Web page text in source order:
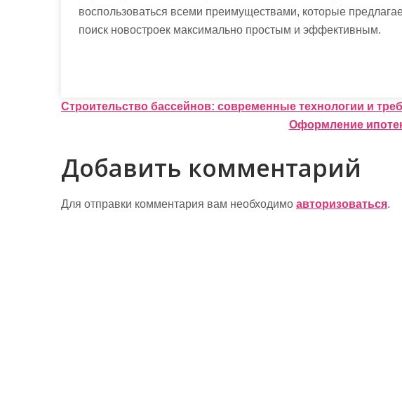
воспользоваться всеми преимуществами, которые
поиск новостроек максимально простым и эффективным.
Н
в
и
г
Строительство бассейнов: современные технологии и
Оформление
Добавить комментарий
Для отправки комментария вам необходимо авторизоваться.